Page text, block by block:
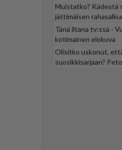
Muistatko? Kädestä
jättimäisen
Tänä iltana tv:ssä -
kotimainen elokuva
Olisitko uskonut,
suosikkisarjaan?